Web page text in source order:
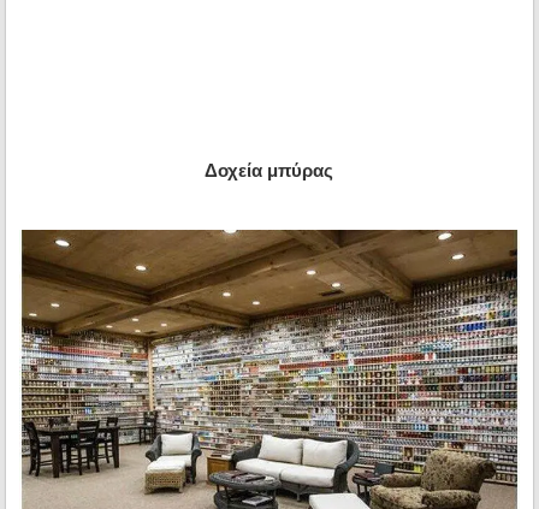
Δοχεία μπύρας